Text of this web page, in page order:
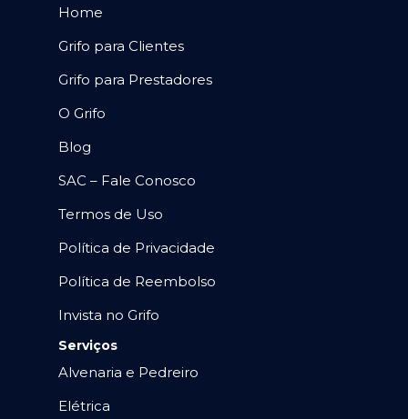
Home
Grifo para Clientes
Grifo para Prestadores
O Grifo
Blog
SAC – Fale Conosco
Termos de Uso
Política de Privacidade
Política de Reembolso
Invista no Grifo
Serviços
Alvenaria e Pedreiro
Elétrica